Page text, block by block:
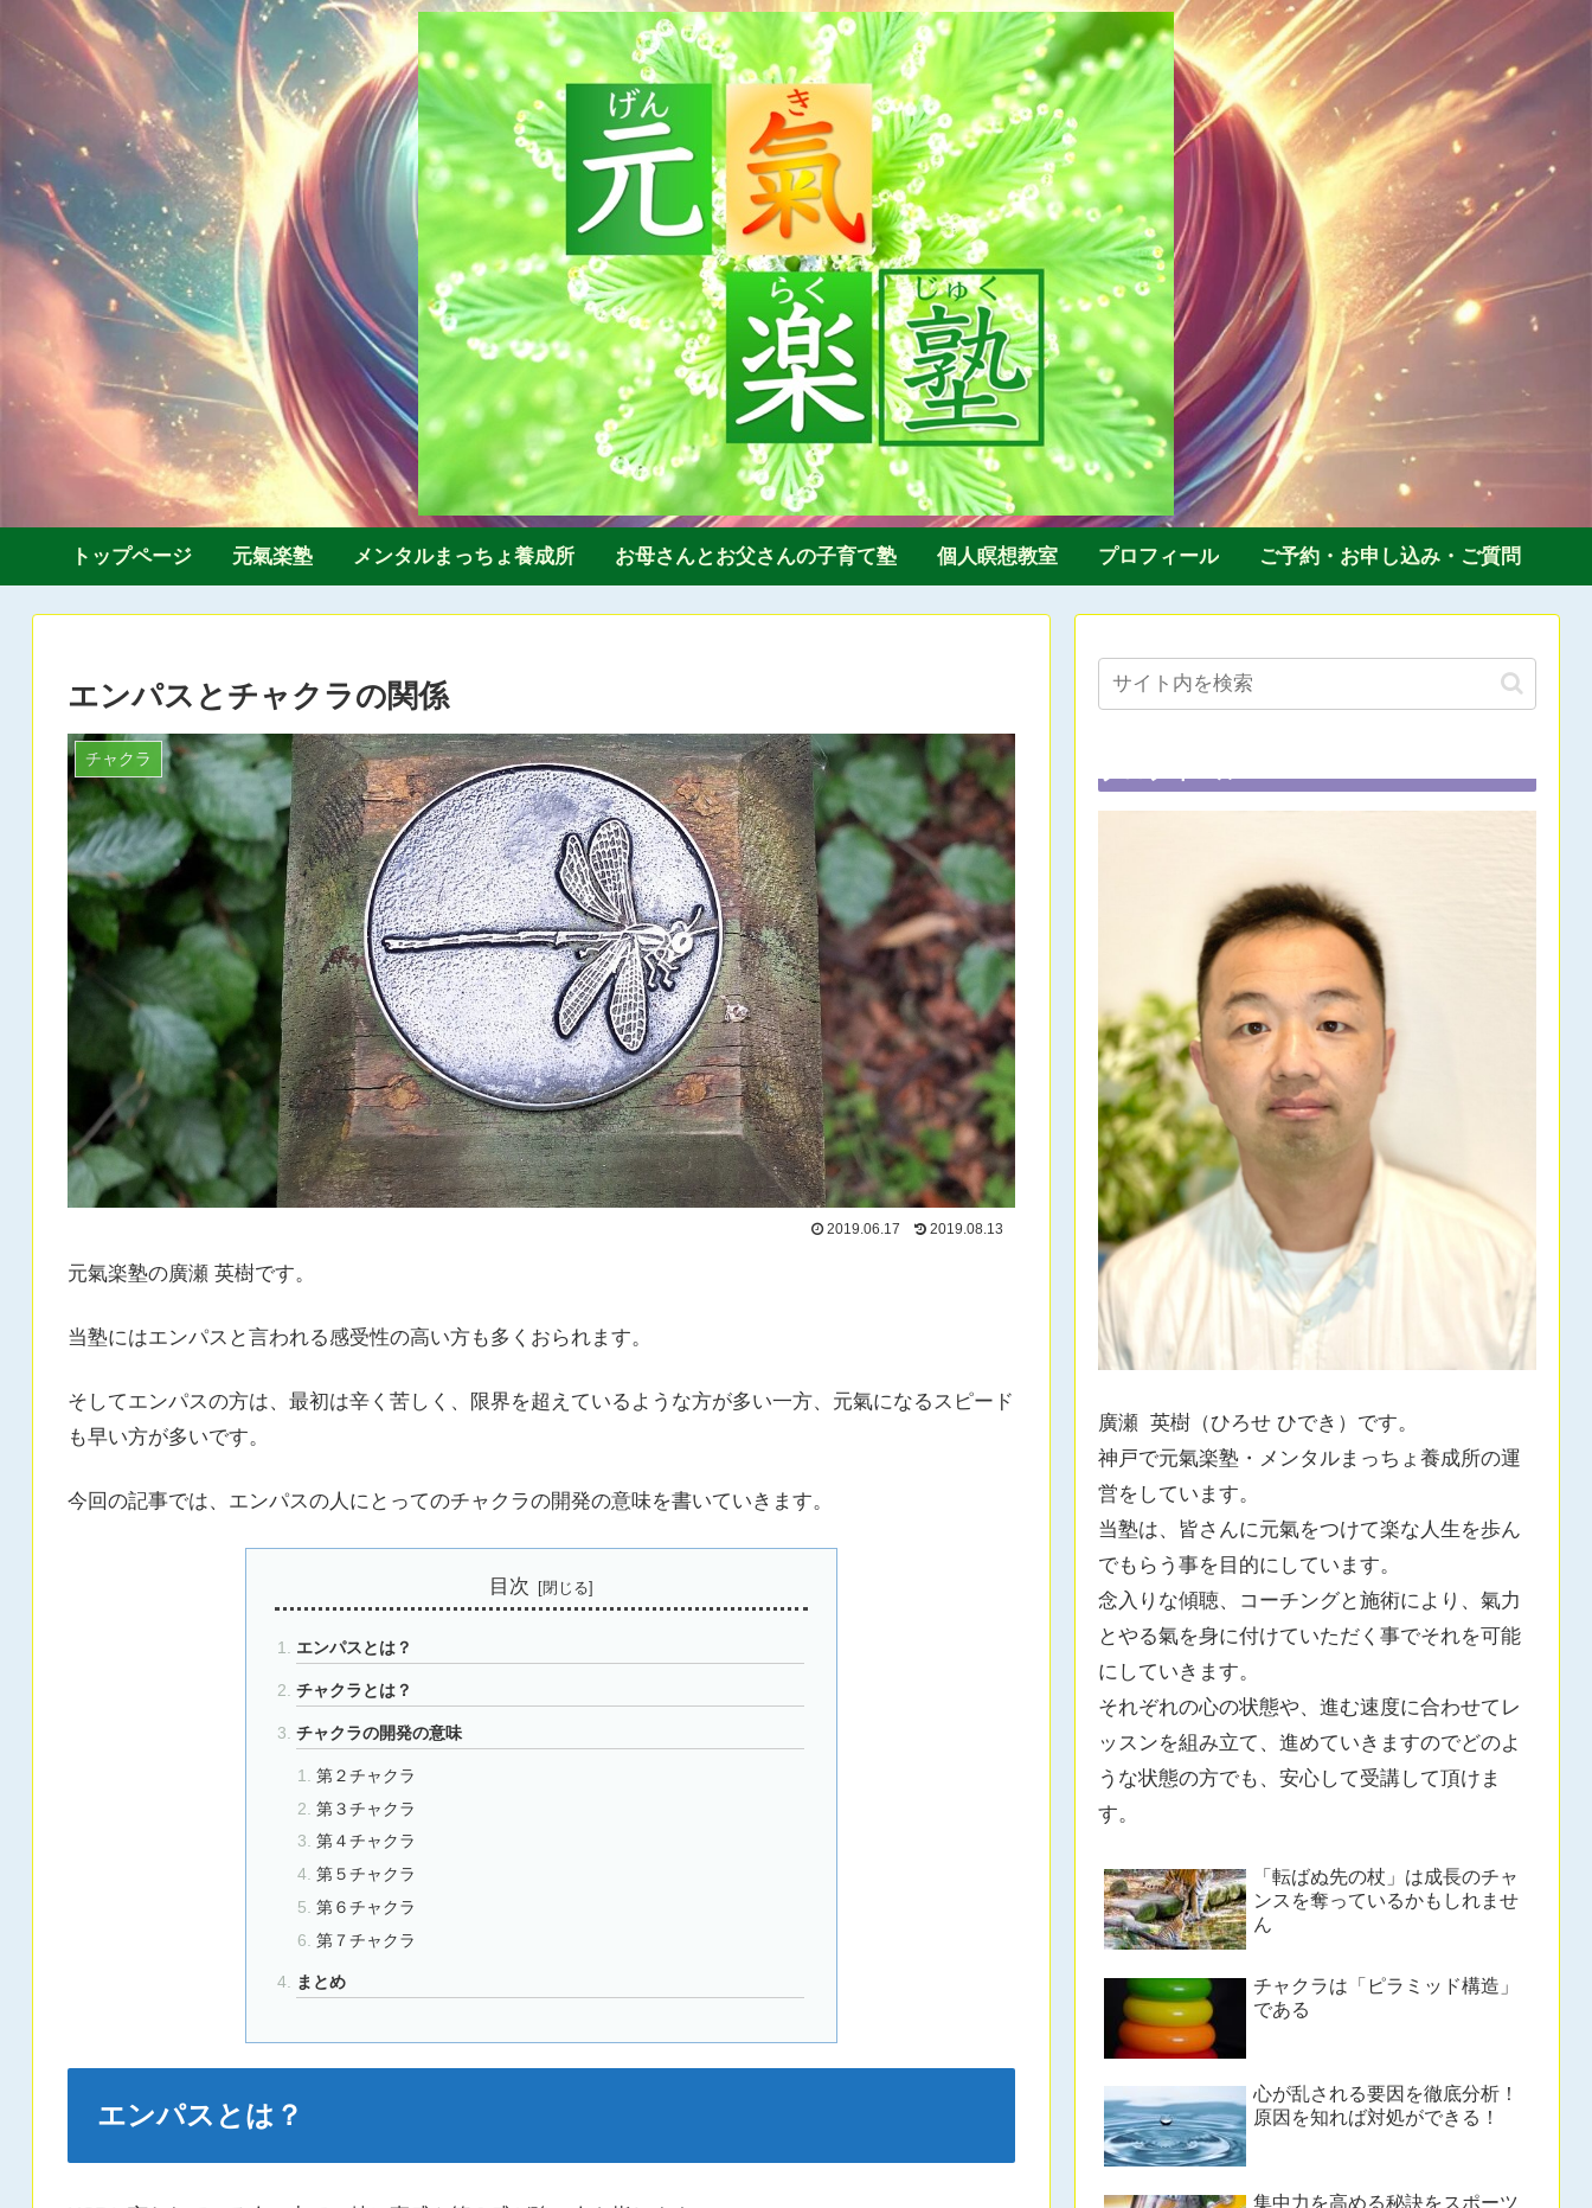
トップページ 元氣楽塾 メンタルまっちょ養成所 お母さんとお父さんの子育て塾 個人瞑想教室 プロフィール ご予約・お申し込み・ご質問
エンパスとチャクラの関係
チャクラ
2019.06.17 2019.08.13
元氣楽塾の廣瀬 英樹です。
当塾にはエンパスと言われる感受性の高い方も多くおられます。
そしてエンパスの方は、最初は辛く苦しく、限界を超えているような方が多い一方、元氣になるスピード
も早い方が多いです。
今回の記事では、エンパスの人にとってのチャクラの開発の意味を書いていきます。
目次
エンパスとは？
チャクラとは？
チャクラの開発の意味
第２チャクラ
第３チャクラ
第４チャクラ
第５チャクラ
第６チャクラ
第７チャクラ
まとめ
エンパスとは？
廣瀬 英樹（ひろせ ひでき）です。
神戸で元氣楽塾・メンタルまっちょ養成所の運
営をしています。
当塾は、皆さんに元氣をつけて楽な人生を歩ん
でもらう事を目的にしています。
念入りな傾聴、コーチングと施術により、氣力
とやる氣を身に付けていただく事でそれを可能
にしていきます。
それぞれの心の状態や、進む速度に合わせてレ
ッスンを組み立て、進めていきますのでどのよ
うな状態の方でも、安心して受講して頂けま
す。
「転ばぬ先の杖」は成長のチャ
ンスを奪っているかもしれませ
ん
チャクラは「ピラミッド構造」
である
心が乱される要因を徹底分析！
原因を知れば対処ができる！
集中力を高める秘訣をスポーツ